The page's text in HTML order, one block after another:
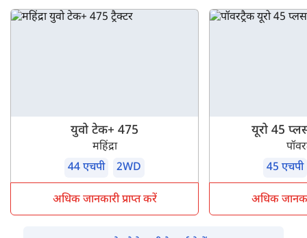
युवो टेक+ 475
महिंद्रा
44 एचपी
2WD
अधिक जानकारी प्राप्त करें
यूरो 45
45 एचपी
अधिक